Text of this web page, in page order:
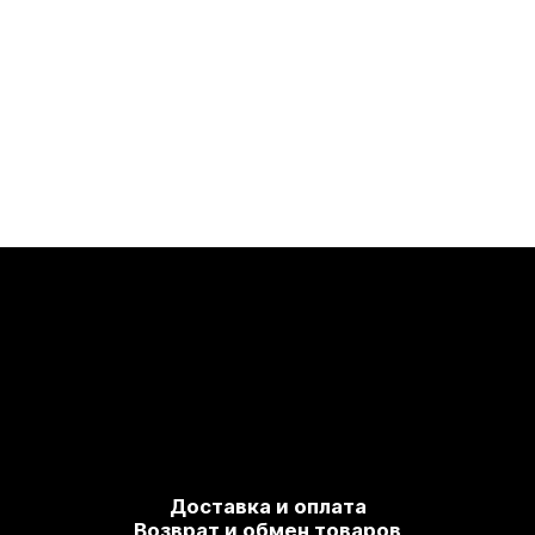
Доставка и оплата
Возврат и обмен товаров